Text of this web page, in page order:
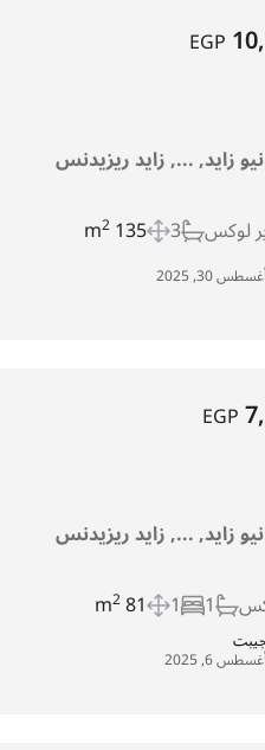
EGP
زايد, ..., زايد ريزيدنس
لوكس 3
135 m
2
30, 2025
EGP
زايد, ..., زايد ريزيدنس
1
1
81 m
2
6, 2025